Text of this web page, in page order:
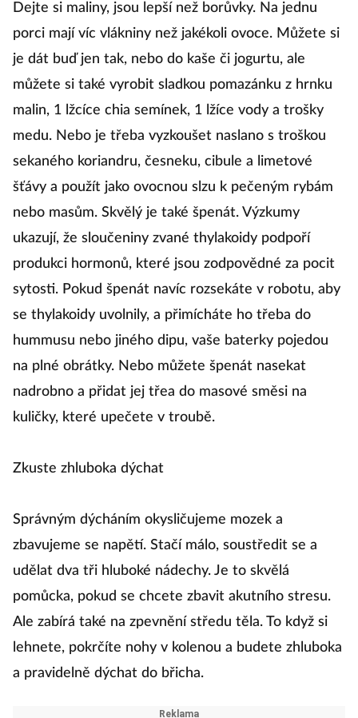
Dejte si maliny, jsou lepší než borůvky. Na jednu
porci mají víc vlákniny než jakékoli ovoce. Můžete si
je dát buď jen tak, nebo do kaše či jogurtu, ale
můžete si také vyrobit sladkou pomazánku z hrnku
malin, 1 lžcíce chia semínek, 1 lžíce vody a trošky
medu. Nebo je třeba vyzkoušet naslano s troškou
sekaného koriandru, česneku, cibule a limetové
šťávy a použít jako ovocnou slzu k pečeným rybám
nebo masům. Skvělý je také špenát. Výzkumy
ukazují, že sloučeniny zvané thylakoidy podpoří
produkci hormonů, které jsou zodpovědné za pocit
sytosti. Pokud špenát navíc rozsekáte v robotu, aby
se thylakoidy uvolnily, a přimícháte ho třeba do
hummusu nebo jiného dipu, vaše baterky pojedou
na plné obrátky. Nebo můžete špenát nasekat
nadrobno a přidat jej třea do masové směsi na
kuličky, které upečete v troubě.
Zkuste zhluboka dýchat
Správným dýcháním okysličujeme mozek a
zbavujeme se napětí. Stačí málo, soustředit se a
udělat dva tři hluboké nádechy. Je to skvělá
pomůcka, pokud se chcete zbavit akutního stresu.
Ale zabírá také na zpevnění středu těla. To když si
lehnete, pokrčíte nohy v kolenou a budete zhluboka
a pravidelně dýchat do břicha.